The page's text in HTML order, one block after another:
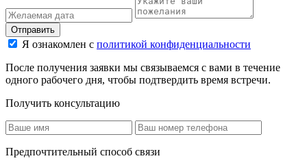
Отправить
Я ознакомлен с политикой конфиденциальности
После получения заявки мы связываемся с вами в течение
одного рабочего дня, чтобы подтвердить время встречи.
Получить консультацию
Предпочтительный способ связи